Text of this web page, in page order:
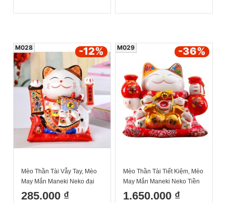
Mèo Thần Tài Vẫy Tay, Mèo
May Mắn Maneki Neko đại
cát đại lợi 20cm Kèm Đệm Và
Hộp Đẹp
285.000 ₫
M028 -12%
Mèo Thần Tài Tiết Kiệm, Mèo
May Mắn Maneki Neko Tiền
vào đầy túi 34cm Kèm Đệm
Và Hộp Đẹp
1.650.000 ₫
M029 -36%